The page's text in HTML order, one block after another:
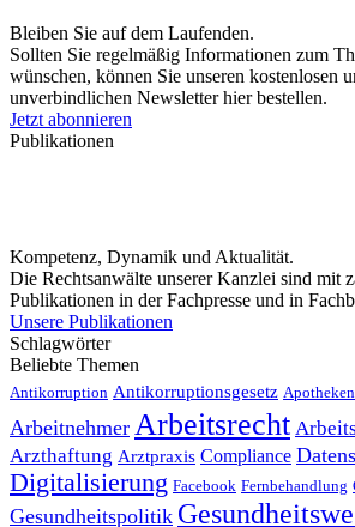
Bleiben Sie auf dem Laufenden.
Sollten Sie regelmäßig Informationen zum
wünschen, können Sie unseren kostenlosen
unverbindlichen Newsletter hier bestellen.
Jetzt abonnieren
Publikationen
Kompetenz, Dynamik und Aktualität.
Die Rechtsanwälte unserer Kanzlei sind mit
Publikationen in der Fachpresse und in
Unsere Publikationen
Schlagwörter
Beliebte Themen
Antikorruption Antikorruptionsgesetz Apotheken
Arbeitnehmer Arbeitsrecht
Arzthaftung Arztpraxis Compliance
Digitalisierung Facebook Fernbehandlung
Gesundheitspolitik